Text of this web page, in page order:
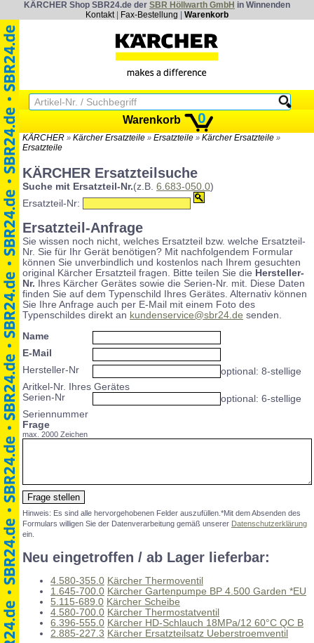
KÄRCHER Shop SBR24.de der SBR Höllwarth GmbH in Winnenden
Kontakt| Fax-Bestellung Warenkorb
Warenkorb 0
KÄRCHER » Kärcher Ersatzteile » Ersatzteile » Kärcher Ersatzteile »
Ersatzteile
KÄRCHER Ersatzteilsuche
Suche mit Ersatzteil-Nr.(z.B. 6.683-050.0)
Ersatzteil-Nr:
Ersatzteil-Anfrage
Sie wissen noch nicht, welches Ersatzteil bzw. welche Ersatzteil-
Nr. Sie für Ihr Gerät benötigen? Mit nachfolgendem Formular
können Sie unverbindlich und kostenlos nach Ihrem gesuchten
original Kärcher Ersatzteil fragen. Bitte teilen Sie die Hersteller-
Nr. Ihres Kärcher Gerätes sowie die Serien-Nr. mit. Diese Daten
finden Sie auf dem Typenschild Ihres Gerätes. Alternativ können
Sie Ihre Anfrage auch per E-Mail mit einem Foto des
Typenschildes direkt an kundenservice@sbr24.de senden.
Name
E-Mail
Hersteller-Nr
optional: 8-stellige
Aritkel-Nr. Ihres Gerätes
Serien-Nr
optional: 6-stellige
Seriennummer
Frage
max. 2000 Zeichen
Hinweis: Es sind alle hervorgehobenen Felder auszufüllen.*Mit dem Absenden des
Formulars willigen Sie der Datenverarbeitung gemäß unserer Datenschutzerklärung
ein.
Neu eingetroffen / ab Lager lieferbar:
4.580-355.0 Kärcher Thermoventil
1.645-700.0 Kärcher Gartenpumpe BP 4.500 Garden *EU
5.115-689.0 Kärcher Scheibe
4.580-700.0 Kärcher Thermostatventil
6.396-555.0 Kärcher HD-Schlauch 18MPa/12 60°C QC B
2.885-227.3 Kärcher Ersatzteilsatz Ueberstroemventil